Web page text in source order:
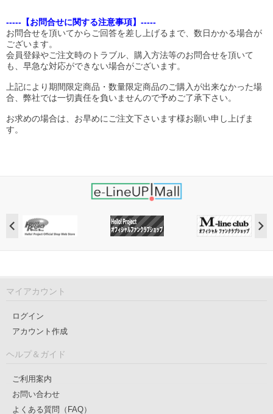
-----【お問合せに関する注意事項】-----
お問合せを頂いてからご回答を差し上げるまで、数日かかる場合が
ございます。
会員登録やご注文時のトラブル、購入方法等のお問合せを頂いて
も、早急な対応ができない場合がございます。
上記により期間限定商品・数量限定商品のご購入が出来なかった場
合、弊社では一切責任を負いませんので予めご了承下さい。
お求めの場合は、お早めにご注文下さいます様お願い申し上げま
す。
マイアカウント
ログイン
アカウント作成
ヘルプ＆ガイド
ご利用案内
お問い合わせ
よくある質問（FAQ）